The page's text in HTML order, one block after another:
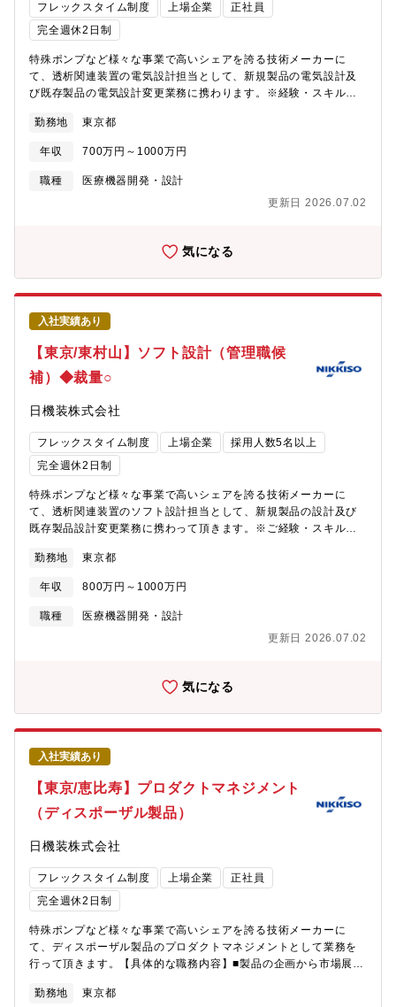
フレックスタイム制度 上場企業
正社員
完全週休2日制
特殊ポンプなど様々な事業で高いシェアを誇る技術メーカーに
て、透析関連装置の電気設計担当として、新規製品の電気設計及
び既存製品の電気設計変更業務に携わります。※経験・スキルに
す。【具体的な職務内容】■仕様決定、仕様書作成、構想設計、詳
細設計、検図、評価、検証※お任せする業務範囲はご経験スキル
にて決定します。■電気回路設計（電子基板、モータ、バルブ、ハ
ーネス、センサー等）、デジタル、アナログどちらも歓迎■規格に
サ、アクチュエータ選定■検証計画立案■各種試験（電磁妨害、電
携し、プロジェクトを進めます。■苦情対応、EOL、工程改善を各
関係部署と進めます。■スケジュール管理、他部署との折衝
（PM、PL）■チームマネジメント（1チーム5～7名程度の組織を
お任せします）※今後は国内だけでなく、海外（特にアメリカ、
中国）をメインターゲットに世界シェア拡大を目指しています。
【取り扱い製品】日機装の透析装置は国内シェア50％を超えてお
り、患者様のライフスタイルに合わせた多様なニーズに対応でき
る製品となります。また海外でも全世界で製品が使われてきてお
ります。※透析装置とは患者さんのベッドサイドにある装置で、
などを調節・監視する装置▼透析装置情報（HP参考）
https://webmedical.nikkiso.co.jp/product/dialysis【現在の取り
組み】■医療現場訪問、学会、研修、展示会による医療・医学・医
工学を学び製品開発へ活かす■次世代装置、機能の提案■コンカレ
ントエンジニアリングによる各部との協働■金沢製作所への積極的
な出張による現場理解■特許出願（各自1件提案目標）■設計工数の
低減をQMS有効性を維持しながら実現を目指す（そのための改善
提案）■今後はコストダウンや製品の品質向上に向けたた改良設計
上、医療従事者への貢献をしたいメンバーが多く、モチベーショ
ンが高い組織です。■若手から提案ができる風土、チームワークを
す。（EMC試験室、フリーアドレス、ビジネスカジュアル、カフ
ェテリア）■静岡から東京に移転したことで医療機関、研究機関と
は積極的に参加いただけます。【募集背景】若手エンジニアが増
えてきたことによりリーダー層が不足しており、体制強化を行う
ための募集【組織構成】■勤務地：メディカル開発センター（東京
都東村山市野口町2-16-3）※新設の新メディカル開発センター
（2023年1月設立）での業務となりますので、最新の施設・設備
で業務いただけます。■配属予定部署：メディカル事業本部■組織
構成：約20～30名程度【働き方】■出社メイン、在宅やフレック
スを組み合わせて働くことが可能■残業は20～30時間程度■転勤：
当面無【同社の特徴】「国内初・世界初」の製品を数多く生み出
に「あえて」挑戦し、形にした製品を通じ、多くの特許技術を取
得。確実に市場マーケットが伸びていく中で絶対的なシェア地位
を獲得し続ける隠れた優良企業。
勤務地 東京都
年収 700万円～1000万円
職種
医療機器開発・設計
更新日 2026.07.02
気になる
入社実績あり
【東京/東村山】ソフト設計（管理職候
補）◆裁量○
日機装株式会社
フレックスタイム制度 上場企業
採用人数5名以上
完全週休2日制
特殊ポンプなど様々な事業で高いシェアを誇る技術メーカーに
て、透析関連装置のソフト設計担当として、新規製品の設計及び
既存製品設計変更業務に携わって頂きます。※ご経験・スキルに
可能性もございます。【具体的な職務内容】■プロジェクト管理・
組み込みソフトウェア開発プロジェクトの計画、進捗管理、リソ
ース調整、リスク管理を実施。・スケジュール、コスト、品質目
標の達成に向けたプロジェクト運営。(品質管理とプロセス改善の
ア設計の技術的指針を示し、チームを技術面でサポート。・シス
ンと調整他部門（ハードウェア設計、品質保証、製造など）との
連携。■チーム育成メンバーのスキルアップ支援や、必要に応じた
教育プログラムの施策。※使用言語：C言語、C＋＋言語※開発環
境：Windows※外注はせず社員だけで設計開発を行います。【取
り扱い製品】日機装の透析装置は国内シェア50％を超えており、
患者様のライフスタイルに合わせた多様なニーズに対応できる製
品となります。また海外でも全世界で製品が使われてきておりま
す。※透析装置とは患者さんのベッドサイドにある装置で、透析
液や血液の流れ、除水量、透析液の温度、抗凝固薬の注入量など
https://webmedical.nikkiso.co.jp/product/dialysis【現在の取り
組み】■医療現場訪問、学会、研修、展示会による医療・医学・医
工学を学び製品開発へ活かす■次世代装置、機能の提案■コンカレ
ントエンジニアリングによる各部との協働■金沢製作所への積極的
な出張による現場理解■特許出願（各自1件提案目標）■設計工数の
低減をQMS有効性を維持しながら実現を目指す（そのための改善
提案）【ポジションの魅力】■患者様のQOL向上、医療従事者への
貢献をしたいメンバーが多く、モチベーションが高い組織です。■
ーが竣工。最新の設備と環境で業務ができます。（フリーアドレ
勤務地 東京都
年収 800万円～1000万円
職種
医療機器開発・設計
更新日 2026.07.02
気になる
入社実績あり
【東京/恵比寿】プロダクトマネジメント
（ディスポーザル製品）
日機装株式会社
フレックスタイム制度 上場企業
正社員
完全週休2日制
特殊ポンプなど様々な事業で高いシェアを誇る技術メーカーに
て、ディスポーザル製品のプロダクトマネジメントとして業務を
行って頂きます。【具体的な職務内容】■製品の企画から市場展開
ォロー）■各製品の価値向上や売上増加に向けたアプローチ方法の
勤務地 東京都